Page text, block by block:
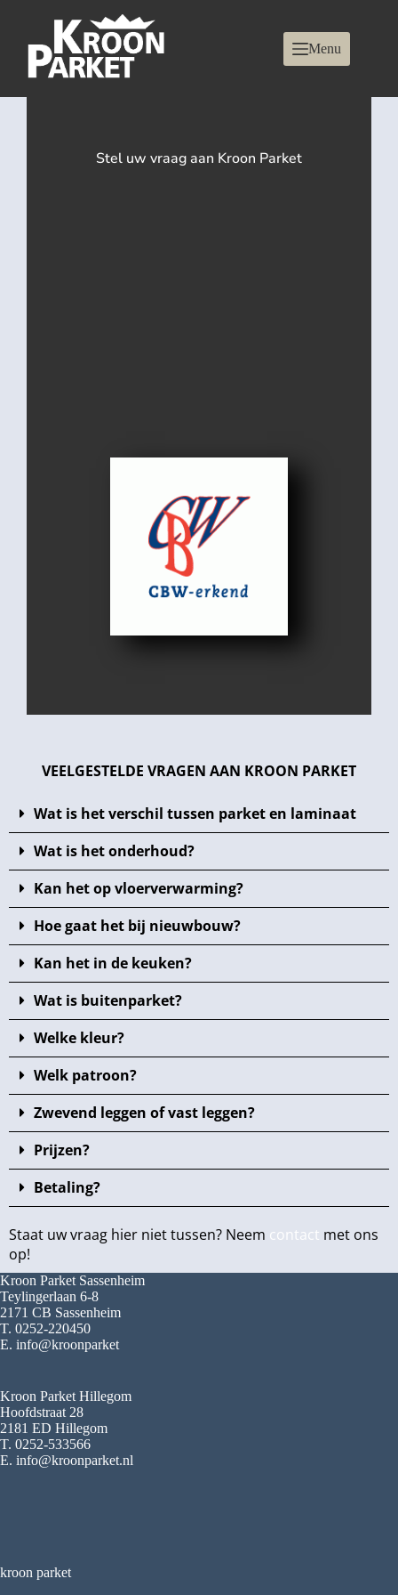
Menu
Stel uw vraag aan Kroon Parket
VEELGESTELDE VRAGEN AAN KROON PARKET
Wat is het verschil tussen parket en laminaat
Wat is het onderhoud?
Kan het op vloerverwarming?
Hoe gaat het bij nieuwbouw?
Kan het in de keuken?
Wat is buitenparket?
Welke kleur?
Welk patroon?
Zwevend leggen of vast leggen?
Prijzen?
Betaling?
Staat uw vraag hier niet tussen? Neem contact met ons
op!
Kroon Parket Sassenheim
Teylingerlaan 6-8
2171 CB Sassenheim
T. 0252-220450
E. info@kroonparket
Kroon Parket Hillegom
Hoofdstraat 28
2181 ED Hillegom
T. 0252-533566
E. info@kroonparket.nl
kroon parket